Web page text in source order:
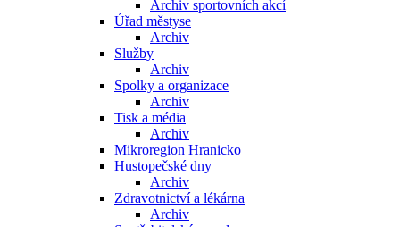
Archiv sportovních akcí
Úřad městyse
Archiv
Služby
Archiv
Spolky a organizace
Archiv
Tisk a média
Archiv
Mikroregion Hranicko
Hustopečské dny
Archiv
Zdravotnictví a lékárna
Archiv